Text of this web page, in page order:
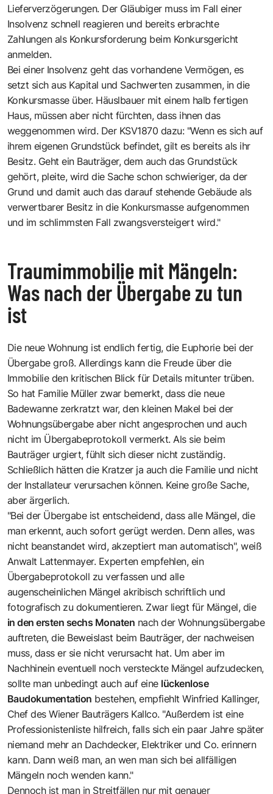
Lieferverzögerungen. Der Gläubiger muss im Fall einer
Insolvenz schnell reagieren und bereits erbrachte
Zahlungen als Konkursforderung beim Konkursgericht
anmelden.
Bei einer Insolvenz geht das vorhandene Vermögen, es
setzt sich aus Kapital und Sachwerten zusammen, in die
Konkursmasse über. Häuslbauer mit einem halb fertigen
Haus, müssen aber nicht fürchten, dass ihnen das
weggenommen wird. Der KSV1870 dazu: "Wenn es sich auf
ihrem eigenen Grundstück befindet, gilt es bereits als ihr
Besitz. Geht ein Bauträger, dem auch das Grundstück
gehört, pleite, wird die Sache schon schwieriger, da der
Grund und damit auch das darauf stehende Gebäude als
verwertbarer Besitz in die Konkursmasse aufgenommen
und im schlimmsten Fall zwangsversteigert wird."
Traumimmobilie mit Mängeln:
Was nach der Übergabe zu tun
ist
Die neue Wohnung ist endlich fertig, die Euphorie bei der
Übergabe groß. Allerdings kann die Freude über die
Immobilie den kritischen Blick für Details mitunter trüben.
So hat Familie Müller zwar bemerkt, dass die neue
Badewanne zerkratzt war, den kleinen Makel bei der
Wohnungsübergabe aber nicht angesprochen und auch
nicht im Übergabeprotokoll vermerkt. Als sie beim
Bauträger urgiert, fühlt sich dieser nicht zuständig.
Schließlich hätten die Kratzer ja auch die Familie und nicht
der Installateur verursachen können. Keine große Sache,
aber ärgerlich.
"Bei der Übergabe ist entscheidend, dass alle Mängel, die
man erkennt, auch sofort gerügt werden. Denn alles, was
nicht beanstandet wird, akzeptiert man automatisch", weiß
Anwalt Lattenmayer. Experten empfehlen, ein
Übergabeprotokoll zu verfassen und alle
augenscheinlichen Mängel akribisch schriftlich und
fotografisch zu dokumentieren. Zwar liegt für Mängel, die
in den ersten sechs Monaten nach der Wohnungsübergabe
auftreten, die Beweislast beim Bauträger, der nachweisen
muss, dass er sie nicht verursacht hat. Um aber im
Nachhinein eventuell noch versteckte Mängel aufzudecken,
sollte man unbedingt auch auf eine lückenlose
Baudokumentation bestehen, empfiehlt Winfried Kallinger,
Chef des Wiener Bauträgers Kallco. "Außerdem ist eine
Professionistenliste hilfreich, falls sich ein paar Jahre später
niemand mehr an Dachdecker, Elektriker und Co. erinnern
kann. Dann weiß man, an wen man sich bei allfälligen
Mängeln noch wenden kann."
Dennoch ist man in Streitfällen nur mit genauer